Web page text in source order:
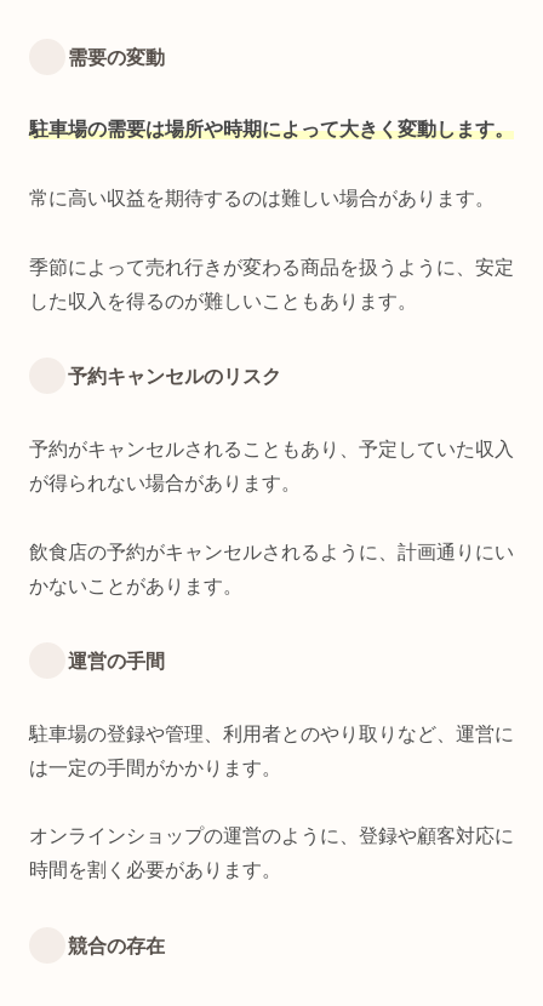
需要の変動
駐車場の需要は場所や時期によって大きく変動します。
常に高い収益を期待するのは難しい場合があります。
季節によって売れ行きが変わる商品を扱うように、安定
した収入を得るのが難しいこともあります。
予約キャンセルのリスク
予約がキャンセルされることもあり、予定していた収入
が得られない場合があります。
飲食店の予約がキャンセルされるように、計画通りにい
かないことがあります。
運営の手間
駐車場の登録や管理、利用者とのやり取りなど、運営に
は一定の手間がかかります。
オンラインショップの運営のように、登録や顧客対応に
時間を割く必要があります。
競合の存在